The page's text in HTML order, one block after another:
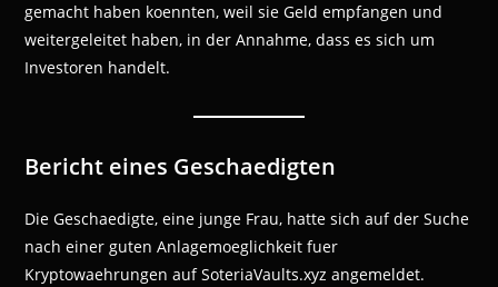
gemacht haben koennten, weil sie Geld empfangen und
weitergeleitet haben, in der Annahme, dass es sich um
Investoren handelt.
Bericht eines Geschaedigten
Die Geschaedigte, eine junge Frau, hatte sich auf der Suche
nach einer guten Anlagemoeglichkeit fuer
Kryptowaehrungen auf SoteriaVaults.xyz angemeldet.